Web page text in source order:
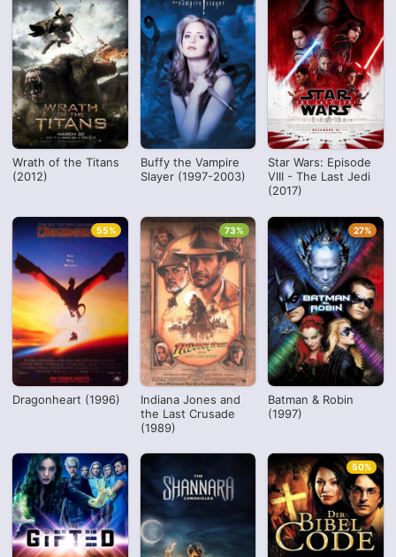
Wrath of the Titans
(2012)
Buffy the Vampire
Slayer (1997-2003)
Star Wars: Episode
VIII - The Last Jedi
(2017)
Dragonheart (1996)
55%
Indiana Jones and
the Last Crusade
(1989)
73%
Batman & Robin
(1997)
27%
50%